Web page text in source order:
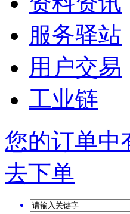
服务驿站
用户交易
工业链
您的订单中
去下单